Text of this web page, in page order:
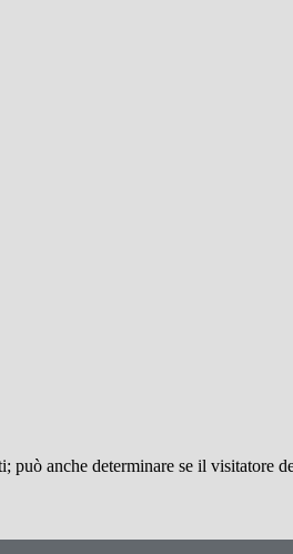
può anche determinare se il visitatore